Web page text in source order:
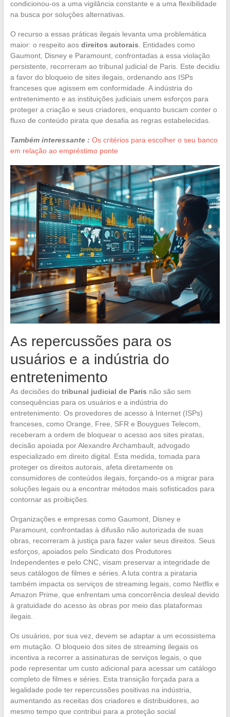
condicionou-os a uma vigilância constante e a uma flexibilidade
na busca por soluções alternativas.
O recurso a essas práticas ilegais levanta uma problemática
maior: o respeito aos direitos autorais . Entidades como
Gaumont, Disney e Paramount, confrontadas a essa violação
persistente, recorreram ao tribunal judicial de Paris. Este decidiu
a favor do bloqueio de sites ilegais, ordenando aos ISPs
franceses que agissem em conformidade. A indústria do
entretenimento e as instituições judiciais unem esforços para
proteger a criação e seus criadores, enquanto buscam conter o
fluxo de conteúdo pirata que desafia as regras estabelecidas.
Também interessante : Os critérios para escolher o seu banco
em relação ao empréstimo ponte
As repercussões para os
usuários e a indústria do
entretenimento
As decisões do tribunal judicial de Paris não são sem
consequências para os usuários e a indústria do
entretenimento. Os provedores de acesso à Internet (ISPs)
franceses, como Orange, Free, SFR e Bouygues Telecom,
receberam a ordem de bloquear o acesso aos sites piratas,
decisão apoiada por Alexandre Archambault, advogado
especializado em direito digital. Esta medida, tomada para
proteger os direitos autorais, afeta diretamente os
consumidores de conteúdos ilegais, forçando-os a migrar para
soluções legais ou a encontrar métodos mais sofisticados para
contornar as proibições.
Organizações e empresas como Gaumont, Disney e
Paramount, confrontadas à difusão não autorizada de suas
obras, recorreram à justiça para fazer valer seus direitos. Seus
esforços, apoiados pelo Sindicato dos Produtores
Independentes e pelo CNC, visam preservar a integridade de
seus catálogos de filmes e séries. A luta contra a pirataria
também impacta os serviços de streaming legais, como Netflix e
Amazon Prime, que enfrentam uma concorrência desleal devido
à gratuidade do acesso às obras por meio das plataformas
ilegais.
Os usuários, por sua vez, devem se adaptar a um ecossistema
em mutação. O bloqueio dos sites de streaming ilegais os
incentiva a recorrer a assinaturas de serviços legais, o que
pode representar um custo adicional para acessar um catálogo
completo de filmes e séries. Esta transição forçada para a
legalidade pode ter repercussões positivas na indústria,
aumentando as receitas dos criadores e distribuidores, ao
mesmo tempo que contribui para a proteção social